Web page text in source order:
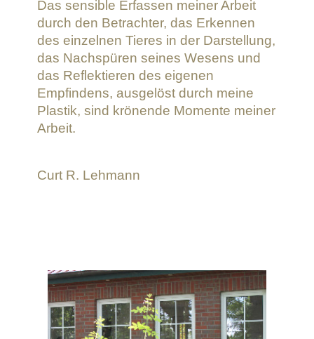
Das sensible Erfassen meiner Arbeit
durch den Betrachter, das Erkennen
des einzelnen Tieres in der Darstellung,
das Nachspüren seines Wesens und
das Reflektieren des eigenen
Empfindens, ausgelöst durch meine
Plastik, sind krönende Momente meiner
Arbeit.
Curt R. Lehmann